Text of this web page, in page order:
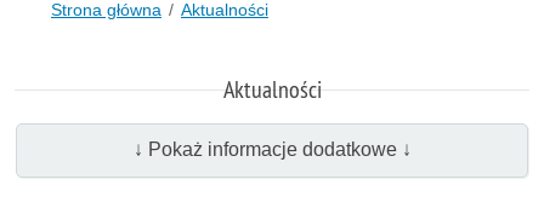
Strona główna Aktualności
Aktualności
↓ Pokaż informacje dodatkowe ↓